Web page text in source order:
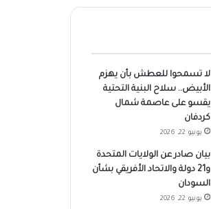
لا تسمحوا للعطش بأن يهزم
الأبيض.. سلاح البنية التحتية
يقسو على عاصمة شمال
كردفان
يونيو 22, 2026
بيان صادر عن الولايات المتحدة
و21 دولة والاتحاد الأفريقي بشأن
السودان
يونيو 22, 2026